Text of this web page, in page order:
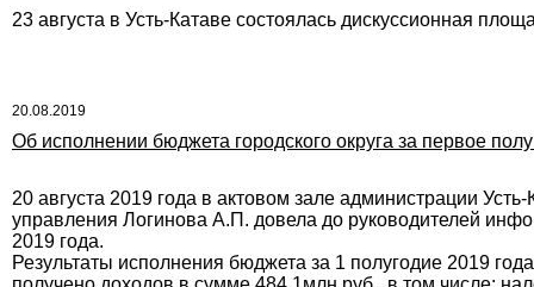
23 августа в Усть-Катаве состоялась дискуссионная
20.08.2019
Об исполнении бюджета городского округа за первое
20 августа 2019 года в актовом зале администрации
управления Логинова А.П. довела до руководителей
2019 года.
Результаты исполнения бюджета за 1 полугодие 2019